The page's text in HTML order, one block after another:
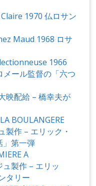
1970 仏ロサン
Maud 1968 ロサ
1966
メール監督の「六つ
映配給 – 橋幸夫が
BOULANGERE
製作 – エリック・
」第一弾
A
製作 – エリッ
タリー